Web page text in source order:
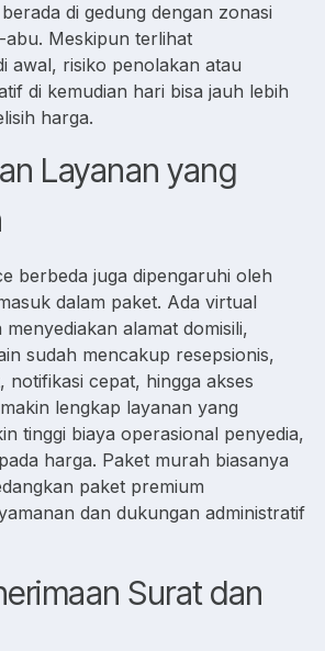
di gedung dengan zonasi
Meskipun terlihat
awal, risiko penolakan atau
di kemudian hari bisa jauh lebih
harga.
Layanan yang
berbeda juga dipengaruhi oleh
dalam paket. Ada virtual
alamat domisili,
sudah mencakup resepsionis,
notifikasi cepat, hingga akses
lengkap layanan yang
tinggi biaya operasional penyedia,
harga. Paket murah biasanya
paket premium
dan dukungan administratif
Surat dan